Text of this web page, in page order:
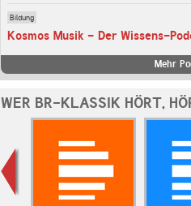
Bildung
Mehr
WER BR-KLASSIK HÖRT,